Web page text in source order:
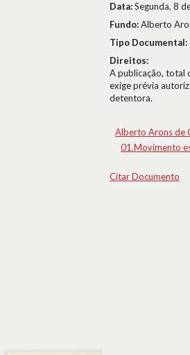
Data:Segunda, 8
Fundo:Alberto
Tipo Documental:
Direitos:
A publicação, total
exige prévia
detentora.
Alberto Arons de
01.Movimento
Citar Documento